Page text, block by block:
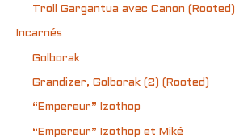
Troll Gargantua avec Canon (Rooted)
Incarnés
Golborak
Grandizer, Golborak (2) (Rooted)
“Empereur” Izothop
“Empereur” Izothop et Miké